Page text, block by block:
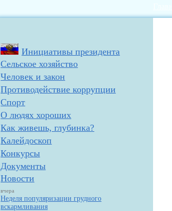
Инициативы президента
Сельское хозяйство
Человек и закон
Противодействие коррупции
Спорт
О людях хороших
Как живешь, глубинка?
Калейдоскоп
Конкурсы
Документы
Новости
вчера
Неделя популяризации грудного
вскармливания